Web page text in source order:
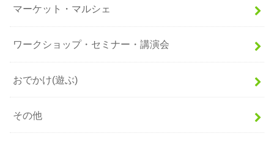
マーケット・マルシェ
ワークショップ・セミナー・講演会
おでかけ(遊ぶ)
その他